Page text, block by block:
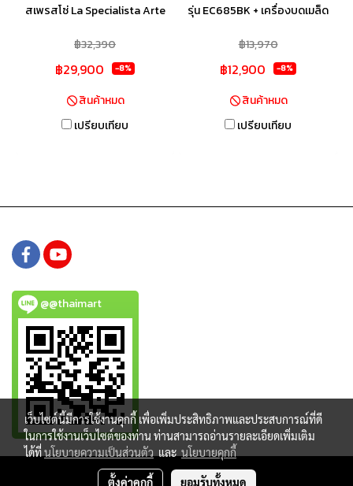
สเพรสโซ่ La Specialista Arte
฿32,390
฿29,900 -8%
สินค้าหมด
เปรียบเทียบ
รุ่น EC685BK + เครื่องบดเมล็ด
฿13,970
฿12,900 -8%
สินค้าหมด
เปรียบเทียบ
@@thaimart
Copy right by www.thaimartonline.com
เว็บไซต์นี้มีการใช้งานคุกกี้ เพื่อเพิ่มประสิทธิภาพและประสบการณ์ที่ดี
ในการใช้งานเว็บไซต์ของท่าน ท่านสามารถอ่านรายละเอียดเพิ่มเติม
ได้ที่นโยบายความเป็นส่วนตัว และ นโยบายคุกกี้
ตั้งค่าคุกกี้ ยอมรับทั้งหมด